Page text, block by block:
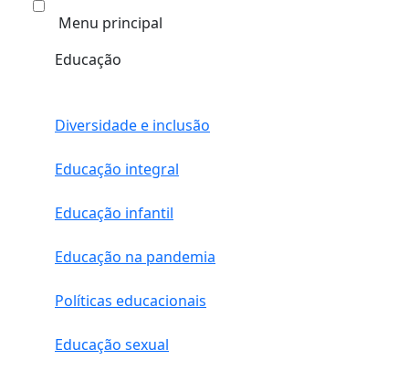
Menu principal
Educação
Diversidade e inclusão
Educação integral
Educação infantil
Educação na pandemia
Políticas educacionais
Educação sexual